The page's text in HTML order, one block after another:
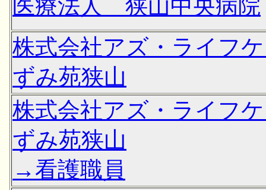
医療法人 狭山中央病院
株式会社アズ・ライフ
ずみ苑狭山
株式会社アズ・ライフ
ずみ苑狭山
→看護職員